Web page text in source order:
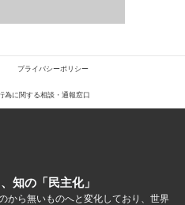
プライバシーポリシー
為に関する相談・通報窓口
知の「民主化」
から無いものへと変化しており、世界